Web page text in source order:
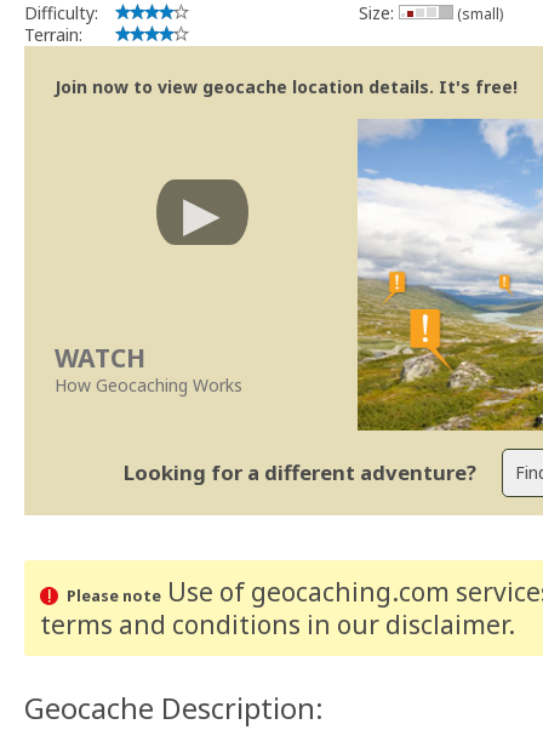
Difficulty:
Terrain:
Size: (small)
Join now to view geocache location details. It's free!
WATCH
How Geocaching Works
Looking for a different adventure?
Please noteUse of geocaching.com
terms and conditions in our disclaimer.
Geocache Description: